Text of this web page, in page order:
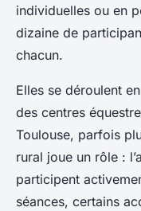
individuelles ou en
dizaine de
chacun.
Elles se déroulent
des centres
Toulouse, parfois
rural joue un rôle :
participent
séances, certains